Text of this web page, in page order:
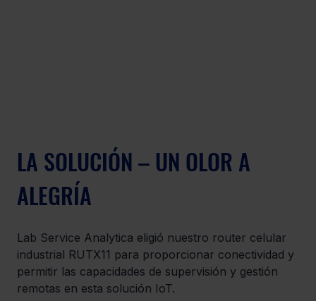
LA SOLUCIÓN – UN OLOR A
ALEGRÍA
Lab Service Analytica eligió nuestro router celular
industrial RUTX11 para proporcionar conectividad y
permitir las capacidades de supervisión y gestión
remotas en esta solución IoT.